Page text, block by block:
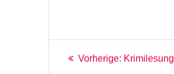
Vorherige: Vorheriger
Krimilesung